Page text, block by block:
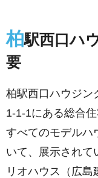
キ
ッ
プ
柏駅西口ハ
要
柏駅西口ハウジン
1-1-1にある総合
すべてのモデルハ
いて、展示されて
リオハウス（広